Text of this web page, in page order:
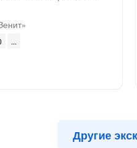
Другие